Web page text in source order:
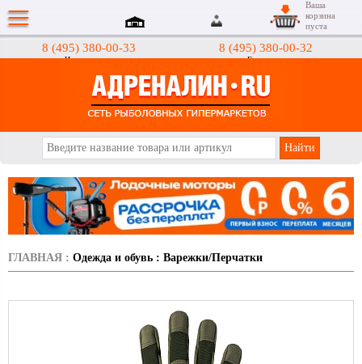
8 (495) 380-00-33
Интернет-магазин
8 (495) 380-00-32
Гипермаркеты
Ваша
корзина
пуста
ГЛАВНАЯ : Одежда и обувь : Варежки/Перчатки